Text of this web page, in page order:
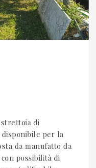
di
per la
da manufatto da
possibilità di